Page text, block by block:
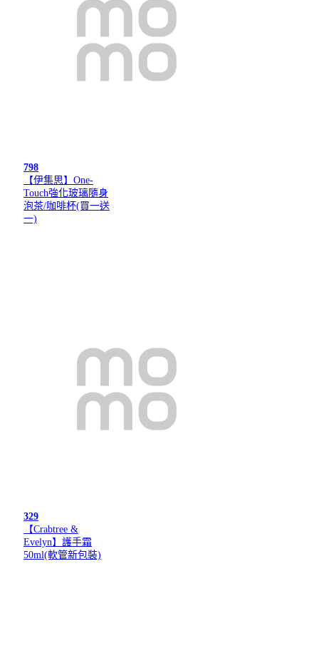
798
【伊集思】One-
Touch強化玻璃隨身
泡茶/咖啡杯(買一送
一)
329
【Crabtree &
Evelyn】護手霜
50ml(軟管新包裝)